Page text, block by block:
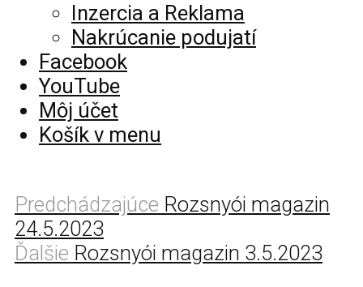
Inzercia a Reklama
Nakrúcanie podujatí
Facebook
YouTube
Môj účet
Košík v menu
Predchádzajúce Rozsnyói magazin
24.5.2023
Ďalšie Rozsnyói magazin 3.5.2023